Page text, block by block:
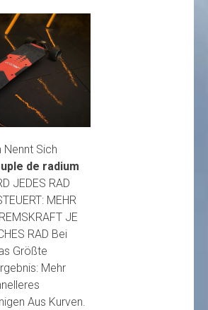
Nennt Sich
de radium
JEDES RAD
MEHR
JE
RAD Bei
Größte
Mehr
Aus Kurven.